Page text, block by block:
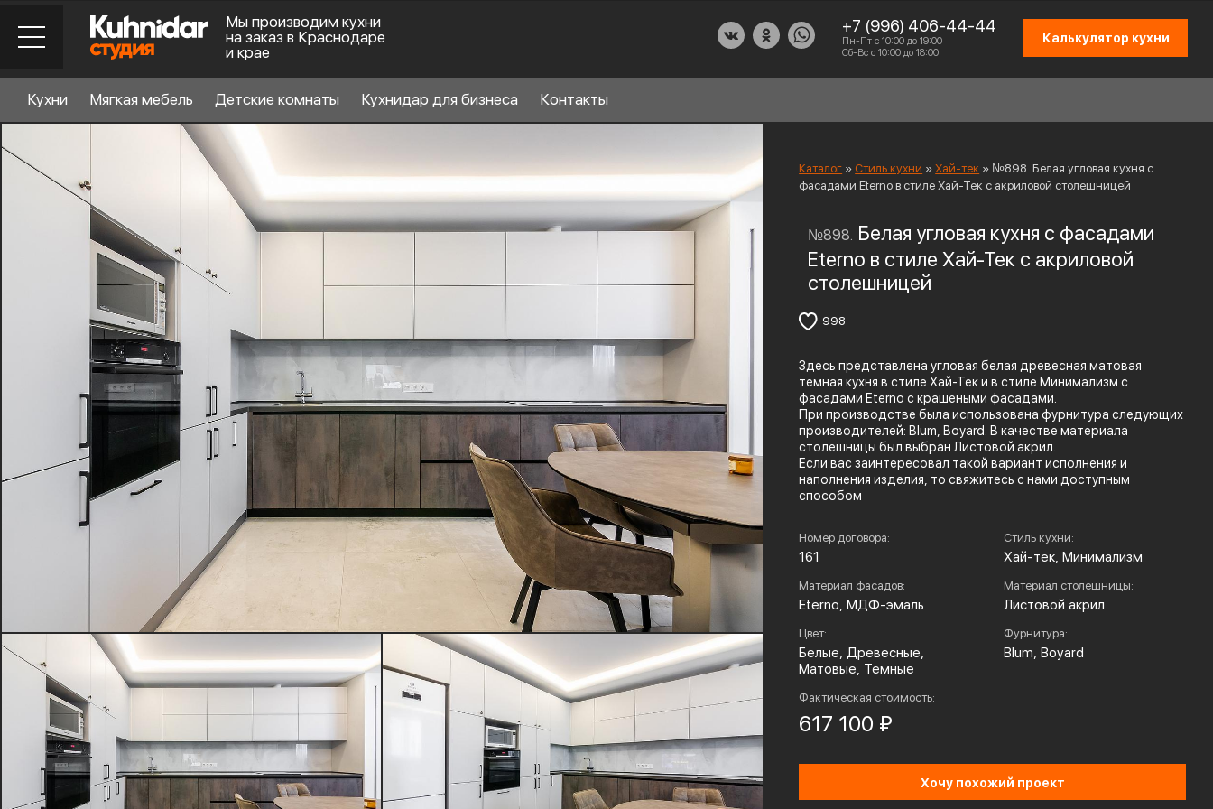
Мы производим кухни
на заказ в Краснодаре
и крае
+7 (996) 406-44-44
Пн-Пт с 10:00 до 19:00
Сб-Вс с 10:00 до 18:00
Калькулятор кухни
Стиль кухни
Материал фасада
Планировка 6
Ценовой сегмент
СХЕМА РАБОТЫ
ОТЗЫВЫ КЛИЕНТОВ
ПРИСОЕДИНИТЬСЯ К КОМАНДЕ
Кухни Мягкая мебель Детские комнаты Кухнидар для бизнеса Контакты
Каталог » Стиль кухни »Хай-тек » №898. Белая угловая кухня с
фасадами Eterno в стиле Хай-Тек c акриловой столешницей
№898. Белая угловая кухня с фасадами
Eterno в стиле Хай-Тек c акриловой
столешницей
998
Здесь представлена угловая белая древесная матовая
темная кухня в стиле Хай-Тек и в стиле Минимализм с
фасадами Eterno с крашеными фасадами.
При производстве была использована фурнитура следующих
производителей: Blum, Boyard. В качестве материала
столешницы был выбран Листовой акрил.
Если вас заинтересовал такой вариант исполнения и
наполнения изделия, то свяжитесь с нами доступным
способом
Номер договора:
161
Стиль кухни:
Хай-тек, Минимализм
Материал фасадов:
Eterno, МДФ-эмаль
Материал столешницы:
Листовой акрил
Цвет:
Белые, Древесные,
Матовые, Темные
Фурнитура:
Blum, Boyard
Фактическая стоимость:
617 100 ₽
Хочу похожий проект